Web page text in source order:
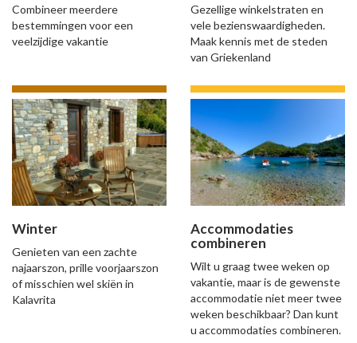
Combineer meerdere
bestemmingen voor een
veelzijdige vakantie
Gezellige winkelstraten en
vele bezienswaardigheden.
Maak kennis met de steden
van Griekenland
Winter
Genieten van een zachte
najaarszon, prille voorjaarszon
of misschien wel skiën in
Kalavrita
Accommodaties
combineren
Wilt u graag twee weken op
vakantie, maar is de gewenste
accommodatie niet meer twee
weken beschikbaar? Dan kunt
u accommodaties combineren.